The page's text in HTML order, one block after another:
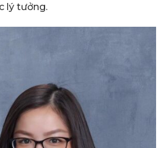
lý tưởng.